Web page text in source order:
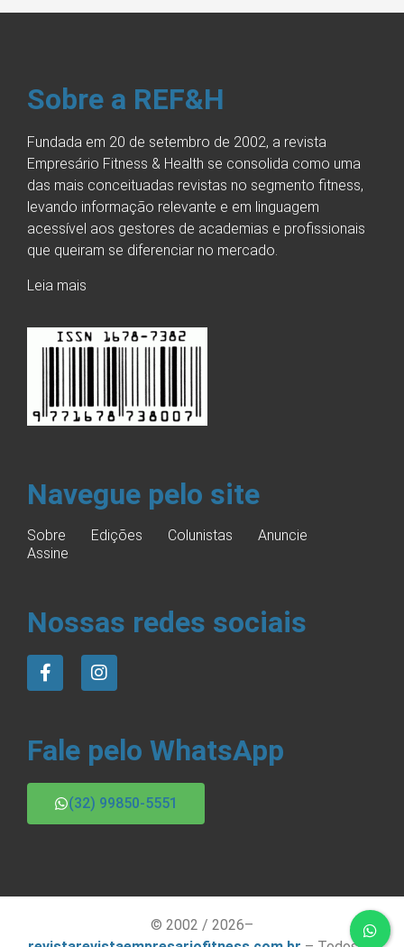
Sobre a REF&H
Fundada em 20 de setembro de 2002, a revista
Empresário Fitness & Health se consolida como uma
das mais conceituadas revistas no segmento fitness,
levando informação relevante e em linguagem
acessível aos gestores de academias e profissionais
que queiram se diferenciar no mercado.
Leia mais
Navegue pelo site
Sobre Edições Colunistas
Anuncie
Assine
Nossas redes sociais
Fale pelo WhatsApp
(32) 99850-5551
© 2002 / 2026–